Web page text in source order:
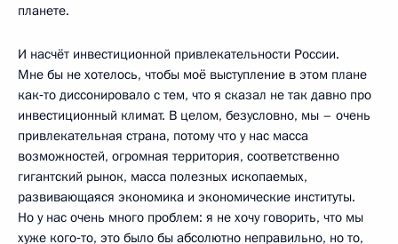
планете.
И насчёт инвестиционной привлекательности России.
Мне бы не хотелось, чтобы моё выступление в этом плане
как‑то диссонировало с тем, что я сказал не так давно про
инвестиционный климат. В целом, безусловно, мы – очень
привлекательная страна, потому что у нас масса
возможностей, огромная территория, соответственно
гигантский рынок, масса полезных ископаемых,
развивающаяся экономика и экономические институты.
Но у нас очень много проблем: я не хочу говорить, что мы
хуже кого‑то, это было бы абсолютно неправильно, но то,